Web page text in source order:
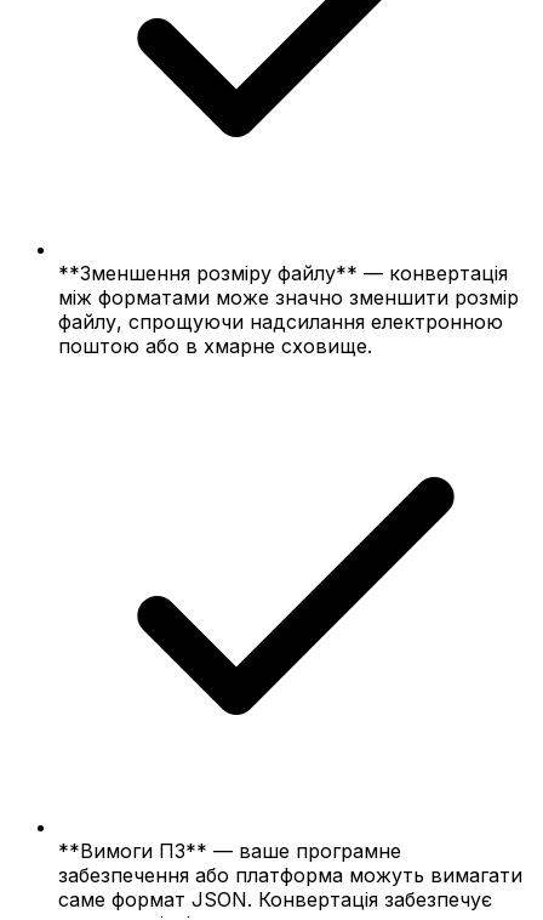
**Зменшення розміру файлу** — конвертація
між форматами може значно зменшити розмір
файлу, спрощуючи надсилання електронною
поштою або в хмарне сховище.
**Вимоги ПЗ** — ваше програмне
забезпечення або платформа можуть вимагати
саме формат JSON. Конвертація забезпечує